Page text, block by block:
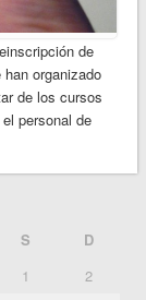
de
organizado
de los cursos
personal de
S
D
1
2